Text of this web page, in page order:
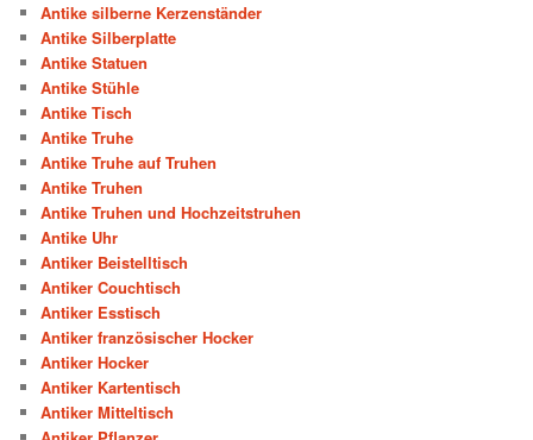
Antike silberne Kerzenständer
Antike Silberplatte
Antike Statuen
Antike Stühle
Antike Tisch
Antike Truhe
Antike Truhe auf Truhen
Antike Truhen
Antike Truhen und Hochzeitstruhen
Antike Uhr
Antiker Beistelltisch
Antiker Couchtisch
Antiker Esstisch
Antiker französischer Hocker
Antiker Hocker
Antiker Kartentisch
Antiker Mitteltisch